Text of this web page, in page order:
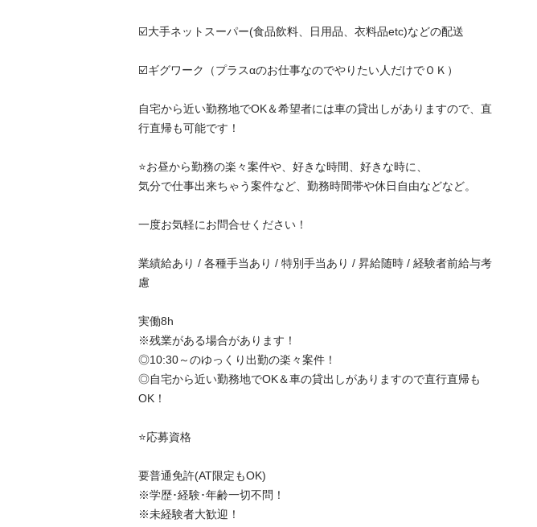
☑️大手ネットスーパー(食品飲料、日用品、衣料品etc)などの配送
☑️ギグワーク（プラスαのお仕事なのでやりたい人だけでＯＫ）
自宅から近い勤務地でOK＆希望者には車の貸出しがありますので、直
行直帰も可能です！
⭐️お昼から勤務の楽々案件や、好きな時間、好きな時に、
気分で仕事出来ちゃう案件など、勤務時間帯や休日自由などなど。
一度お気軽にお問合せください！
業績給あり / 各種手当あり / 特別手当あり / 昇給随時 / 経験者前給与考
慮
実働8h
※残業がある場合があります！
◎10:30～のゆっくり出勤の楽々案件！
◎自宅から近い勤務地でOK＆車の貸出しがありますので直行直帰も
OK！
⭐️応募資格
要普通免許(AT限定もOK)
※学歴･経験･年齢一切不問！
※未経験者大歓迎！